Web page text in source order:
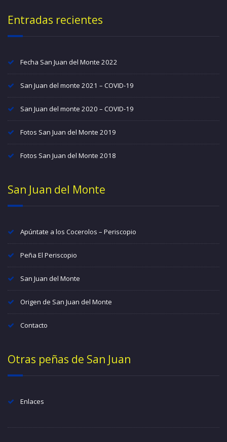
Entradas recientes
Fecha San Juan del Monte 2022
San Juan del monte 2021 – COVID-19
San Juan del monte 2020 – COVID-19
Fotos San Juan del Monte 2019
Fotos San Juan del Monte 2018
San Juan del Monte
Apúntate a los Cocerolos – Periscopio
Peña El Periscopio
San Juan del Monte
Origen de San Juan del Monte
Contacto
Otras peñas de San Juan
Enlaces